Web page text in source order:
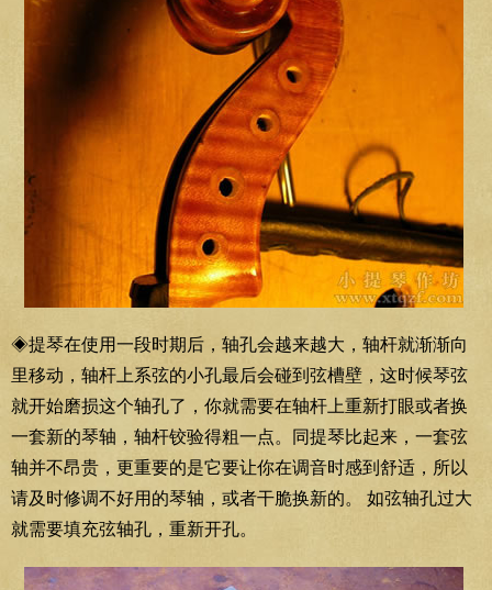
◈提琴在使用一段时期后，轴孔会越来越大，轴杆就渐渐向
里移动，轴杆上系弦的小孔最后会碰到弦槽壁，这时候琴弦
就开始磨损这个轴孔了，你就需要在轴杆上重新打眼或者换
一套新的琴轴，轴杆铰验得粗一点。同提琴比起来，一套弦
轴并不昂贵，更重要的是它要让你在调音时感到舒适，所以
请及时修调不好用的琴轴，或者干脆换新的。 如弦轴孔过大
就需要填充弦轴孔，重新开孔。